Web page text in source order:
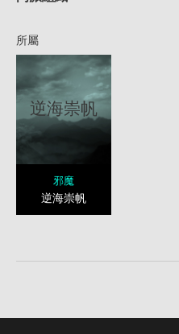
所屬
逆海崇帆
邪魔
逆海崇帆